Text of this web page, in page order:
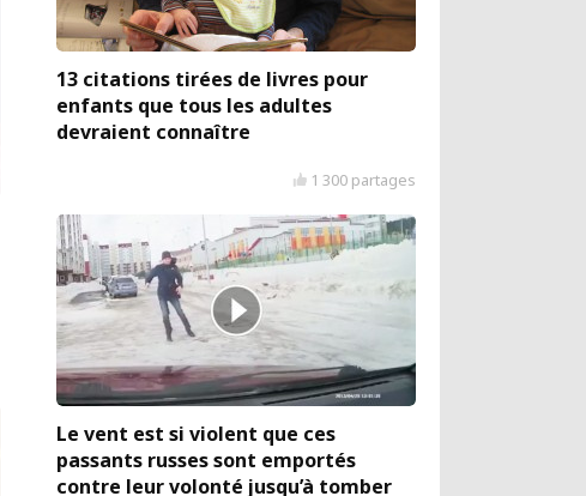
13 citations tirées de livres pour
enfants que tous les adultes
devraient connaître
1 300 partages
Le vent est si violent que ces
passants russes sont emportés
contre leur volonté jusqu’à tomber